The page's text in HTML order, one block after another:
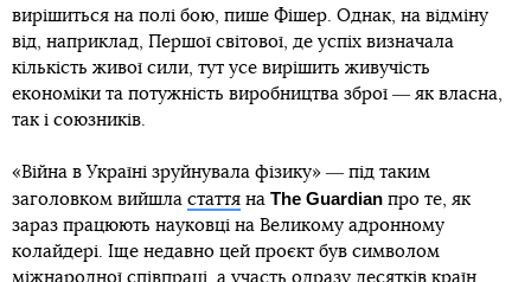
вирішиться на полі бою, пише Фішер. Однак, на відміну
від, наприклад, Першої світової, де успіх визначала
кількість живої сили, тут усе вирішить живучість
економіки та потужність виробництва зброї ― як власна,
так і союзників.
«Війна в Україні зруйнувала фізику» ― під таким
заголовком вийшла стаття на The Guardian про те, як
зараз працюють науковці на Великому адронному
колайдері. Іще недавно цей проєкт був символом
міжнародної співпраці, а участь одразу десятків країн